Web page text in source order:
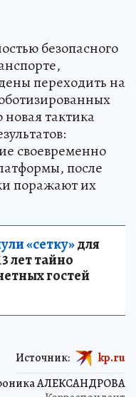
безопасного
переходить на
тактика
своевременно
после
поражают их
«сетку»для
лет тайно
гостей
АЛЕКСАНДРОВА
Источник: kp.ru